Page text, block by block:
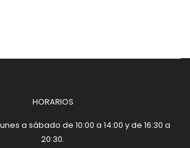
HORARIOS
lunes a sábado de 10:00 a 14:00 y de 16:30 a
20:30.